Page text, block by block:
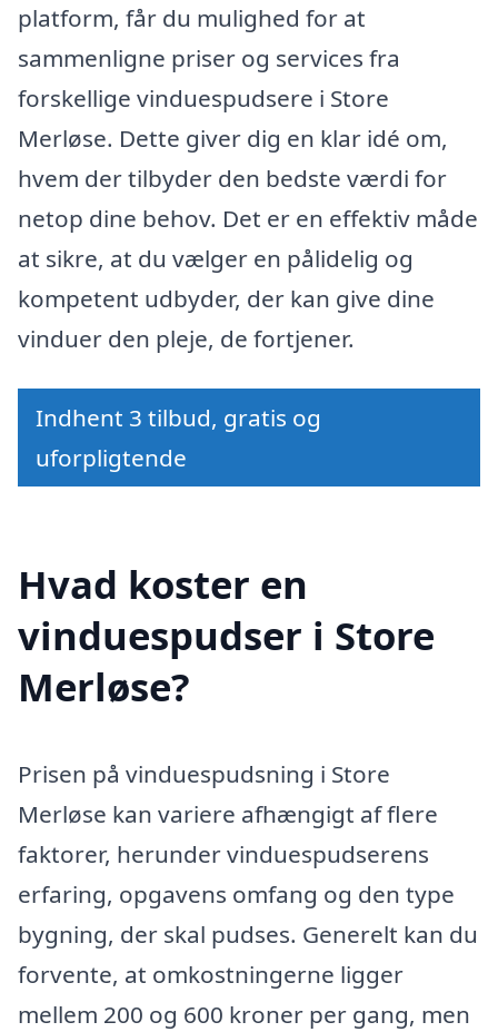
platform, får du mulighed for at
sammenligne priser og services fra
forskellige vinduespudsere i Store
Merløse. Dette giver dig en klar idé om,
hvem der tilbyder den bedste værdi for
netop dine behov. Det er en effektiv måde
at sikre, at du vælger en pålidelig og
kompetent udbyder, der kan give dine
vinduer den pleje, de fortjener.
Indhent 3 tilbud, gratis og
uforpligtende
Hvad koster en
vinduespudser i Store
Merløse?
Prisen på vinduespudsning i Store
Merløse kan variere afhængigt af flere
faktorer, herunder vinduespudserens
erfaring, opgavens omfang og den type
bygning, der skal pudses. Generelt kan du
forvente, at omkostningerne ligger
mellem 200 og 600 kroner per gang, men